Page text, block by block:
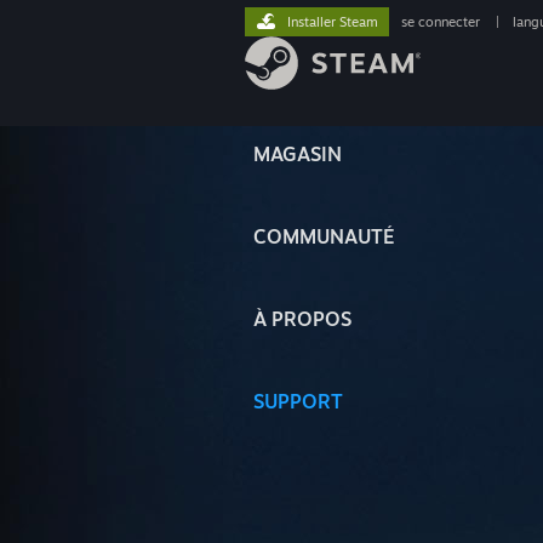
MAGASIN
COMMUNAUTÉ
À PROPOS
SUPPORT
Installer Steam se connecter